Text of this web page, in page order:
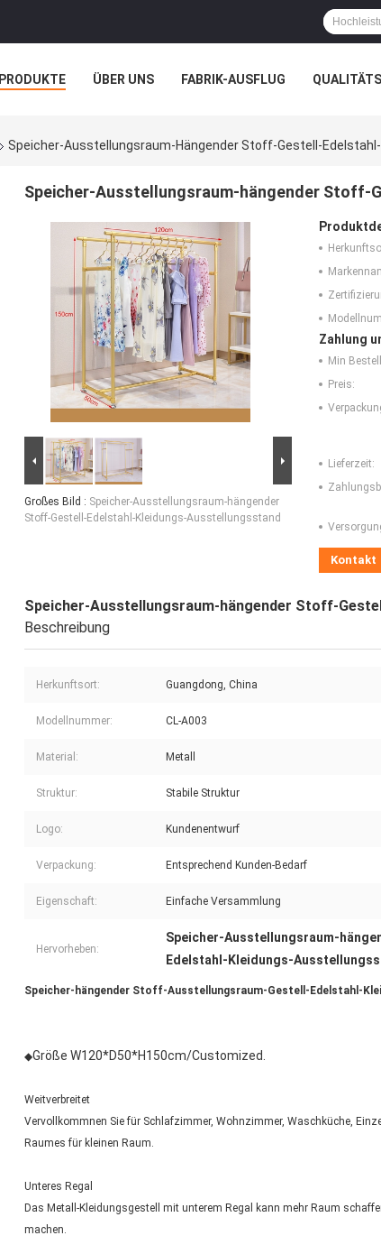
PRODUKTE ÜBER UNS FABRIK-AUSFLUG
Speicher-Ausstellungsraum-Hängender Stoff-Gestell-
Speicher-Ausstellungsraum-hängender
Großes Bild : Speicher-Ausstellungsraum-hängender
Stoff-Gestell-Edelstahl-Kleidungs-Ausstellungsstand
Zahlung
Min
Preis:
Lieferzeit:
Kontakt
Speicher-Ausstellungsraum-hängender Stoff-
Beschreibung
Herkunftsort: Guangdong, China
Modellnummer: CL-A003
Material: Metall
Struktur: Stabile Struktur
Logo: Kundenentwurf
Verpackung: Entsprechend Kunden-Bedarf
Eigenschaft: Einfache Versammlung
Hervorheben:
Speicher-Ausstellungsraum-
Edelstahl-Kleidungs-
Speicher-hängender Stoff-Ausstellungsraum-Gestell-Edelstahl-
◆Größe W120*D50*H150cm/Customized.
Weitverbreitet
Vervollkommnen Sie für Schlafzimmer, Wohnzimmer, Waschküche,
Raumes für kleinen Raum.
Unteres Regal
Das Metall-Kleidungsgestell mit unterem Regal kann mehr Raum
machen.